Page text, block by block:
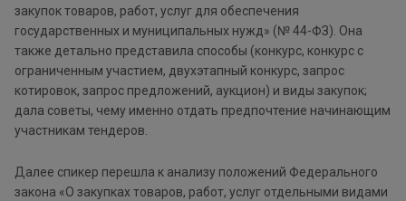
закупок товаров, работ, услуг для обеспечения
государственных и муниципальных нужд» (№ 44-ФЗ). Она
также детально представила способы (конкурс, конкурс с
ограниченным участием, двухэтапный конкурс, запрос
котировок, запрос предложений, аукцион) и виды закупок;
дала советы, чему именно отдать предпочтение начинающим
участникам тендеров.
Далее спикер перешла к анализу положений Федерального
закона «О закупках товаров, работ, услуг отдельными видами